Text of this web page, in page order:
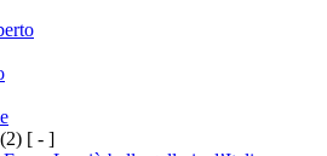
(2) [ - ]